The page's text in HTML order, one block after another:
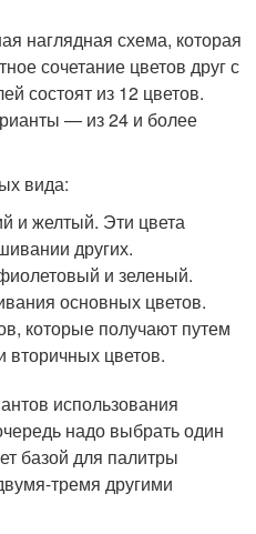
наглядная схема, которая
сочетание цветов друг с
состоят из 12 цветов.
— из 24 и более
вида:
и желтый. Эти цвета
других.
и зеленый.
основных цветов.
которые получают путем
цветов.
использования
надо выбрать один
базой для палитры
тремя другими